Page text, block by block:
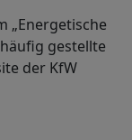
„Energetische
gestellte
der KfW